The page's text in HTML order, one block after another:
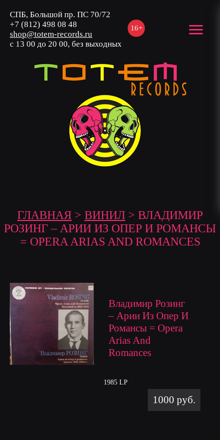
16+
СПБ, Большой пр. ПС 70/72
+7 (812) 498 08 48
shop@totem-records.ru
с 13 00 до 20 00, без выходных
ГЛАВНАЯ > ВИНИЛ > ВЛАДИМИР
РОЗИНГ – АРИИ ИЗ ОПЕР И РОМАНСЫ
= OPERA ARIAS AND ROMANCES
Владимир Розинг
– Арии Из Опер И
Романсы = Opera
Arias And
Romances
1985 LP
1000 руб.